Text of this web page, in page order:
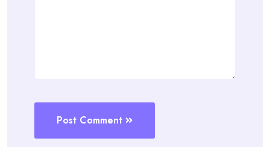
Post Comment